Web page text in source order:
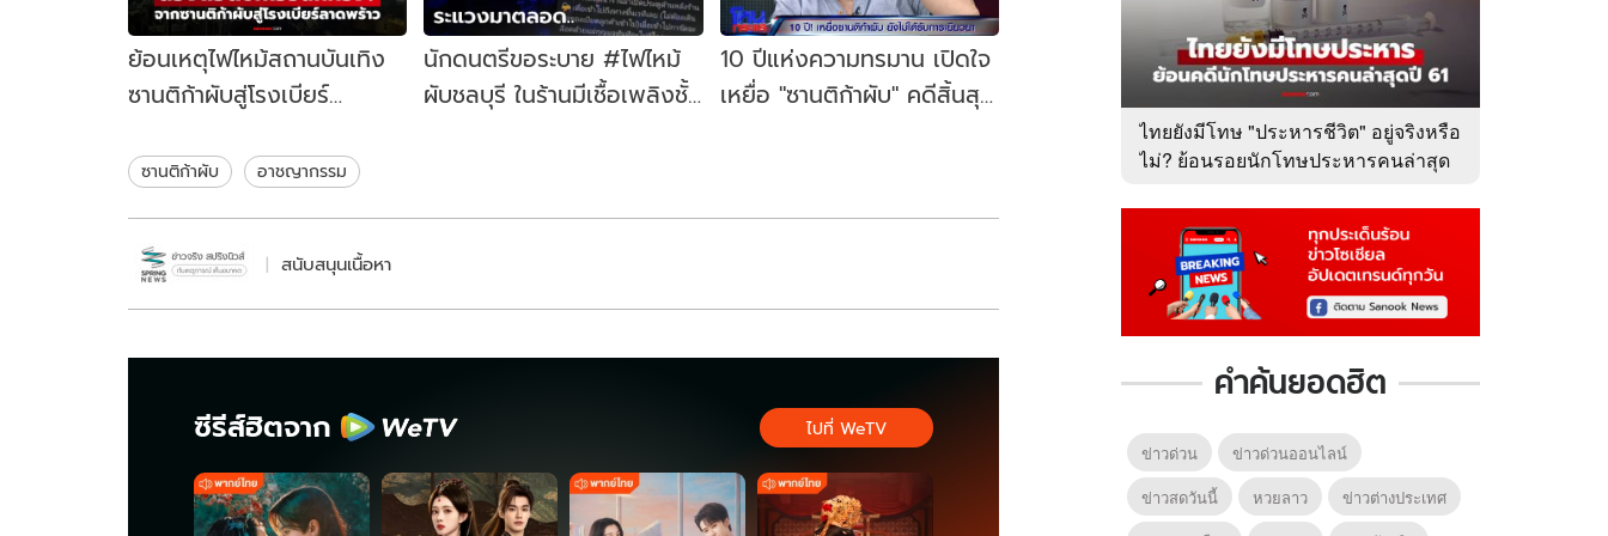
ย้อนเหตุไฟไหม้สถานบันเทิง
ซานติก้าผับสู่โรงเบียร์
อีกกี่ครั้ง?
นักดนตรีขอระบาย #ไฟไหม้
ผับชลบุรี ในร้านมีเชื้อเพลิงชั้น
10 ปีแห่งความทรมาน เปิดใจ
เหยื่อ "ซานติก้าผับ" คดีสิ้นสุด
ซานติก้าผับ อาชญากรรม
สนับสนุนเนื้อหา
ซีรีส์ฮิตจาก ไปที่ WeTV
ไทยยังมีโทษ "ประหารชีวิต" อยู่จริงหรือ
ไม่? ย้อนรอยนักโทษประหารคนล่าสุด
คำค้นยอดฮิต
ข่าวด่วน
ข่าวด่วนออนไลน์
ข่าวสดวันนี้
หวยลาว
ข่าวต่างประเทศ